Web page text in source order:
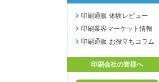
印刷通販 体験レビュー
印刷業界マーケット情報
印刷通販 お役立ちコラム
印刷会社の皆様へ